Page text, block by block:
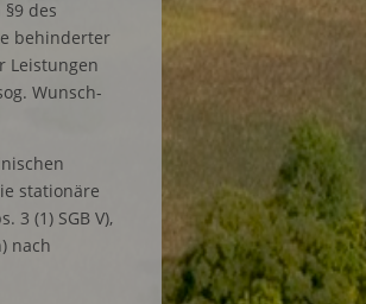
des
behinderter
Leistungen
Wunsch-
stationäre
3 (1) SGB V),
nach